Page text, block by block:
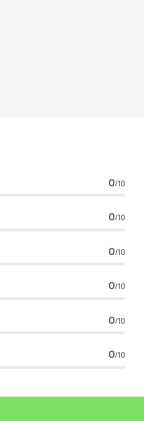
0/10
0/10
0/10
0/10
0/10
0/10